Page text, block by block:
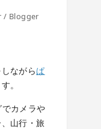
/ Blogger
ながらぱ
。
カメラや
山行・旅